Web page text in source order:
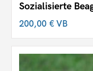
Sozialisierte
200,00 €VB